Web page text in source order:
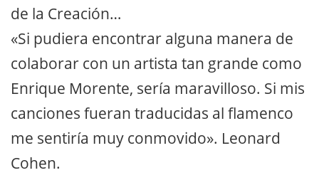
de la Creación…
«Si pudiera encontrar alguna manera de
colaborar con un artista tan grande como
Enrique Morente, sería maravilloso. Si mis
canciones fueran traducidas al flamenco
me sentiría muy conmovido». Leonard
Cohen.